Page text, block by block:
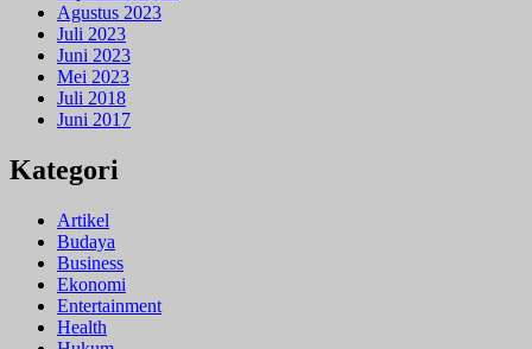
Agustus 2023
Juli 2023
Juni 2023
Mei 2023
Juli 2018
Juni 2017
Kategori
Artikel
Budaya
Business
Ekonomi
Entertainment
Health